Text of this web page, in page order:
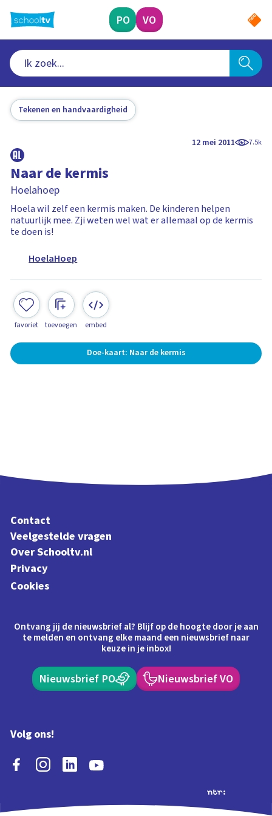
naar
hoofdinhoud
PO VO
Tekenen en handvaardigheid
12 mei 2011 7.5k
Naar de kermis
Hoelahoep
Hoela wil zelf een kermis maken. De kinderen helpen
natuurlijk mee. Zji weten wel wat er allemaal op de kermis
te doen is!
HoelaHoep
favoriet toevoegen embed
Doe-kaart: Naar de kermis
Contact
Veelgestelde vragen
Over Schooltv.nl
Privacy
Cookies
Ontvang jij de nieuwsbrief al? Blijf op de hoogte door je aan
te melden en ontvang elke maand een nieuwsbrief naar
keuze in je inbox!
Nieuwsbrief PO Nieuwsbrief VO
Volg ons!